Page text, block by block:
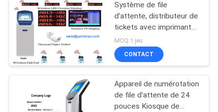
Quiosque de billets
en ligne
16
Système de file
d'attente, distributeur de
tickets avec imprimante
thermique 80mm
MOQ:1 jeu
CONTACT
Appareil de numérotation
de file d'attente de 24
pouces Kiosque de